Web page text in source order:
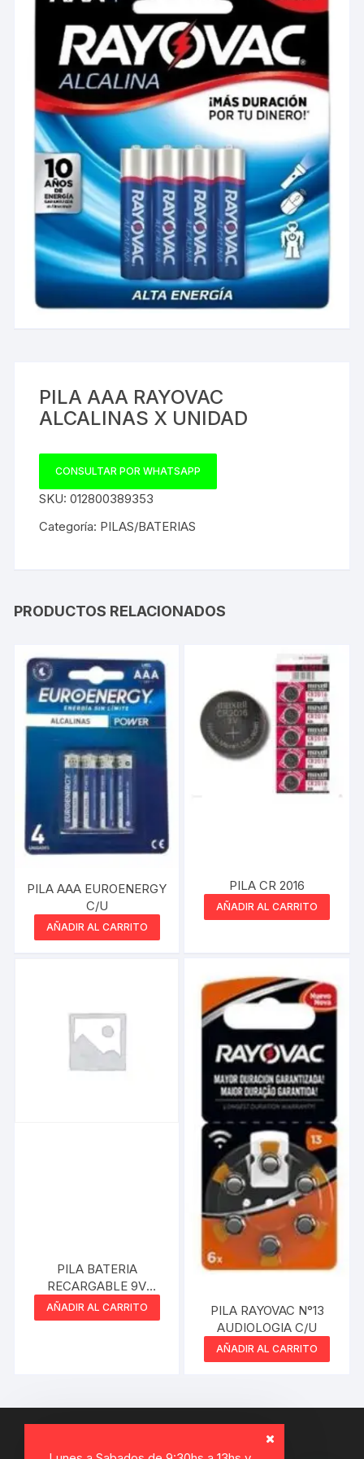
PILA AAA RAYOVAC
ALCALINAS X UNIDAD
CONSULTAR POR WHATSAPP
SKU:012800389353
Categoría: PILAS/BATERIAS
PRODUCTOS RELACIONADOS
PILA AAA EUROENERGY
C/U
AÑADIR AL CARRITO
PILA CR 2016
AÑADIR AL CARRITO
PILA BATERIA
RECARGABLE 9V
NETMAK 250MAH
AÑADIR AL CARRITO
PILA RAYOVAC N°13
AUDIOLOGIA C/U
AÑADIR AL CARRITO